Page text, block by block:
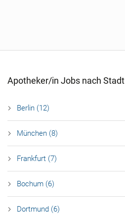
Apotheker/in Jobs nach Stadt
Berlin (12)
München (8)
Frankfurt (7)
Bochum (6)
Dortmund (6)